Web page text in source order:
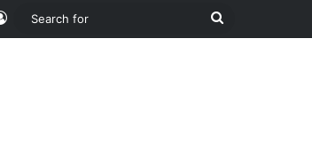
Log In
Search